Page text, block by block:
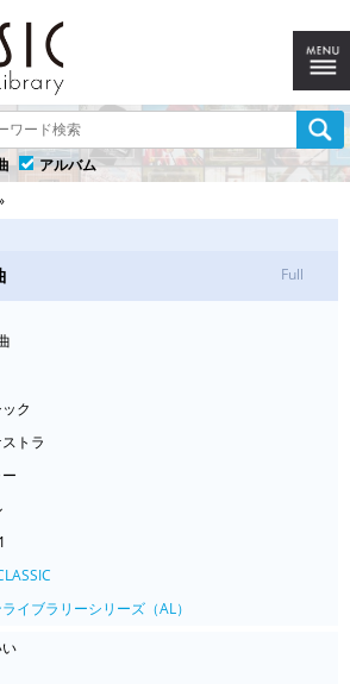
アルバム
Full
ック
ストラ
ー
イブラリーシリーズ（AL）